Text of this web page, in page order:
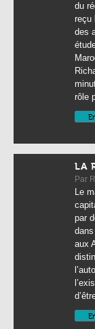
du
reçu
des
rôle
LA
Par
Le
par
aux